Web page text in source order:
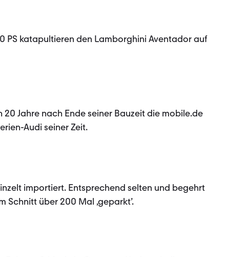
PS katapultieren den Lamborghini Aventador auf
Jahre nach Ende seiner Bauzeit die mobile.de
Audi seiner Zeit.
importiert. Entsprechend selten und begehrt
Schnitt über 200 Mal ‚geparkt’.